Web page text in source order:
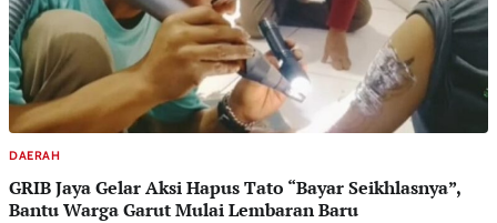
DAERAH
GRIB Jaya Gelar Aksi Hapus Tato “Bayar Seikhlasnya”,
Bantu Warga Garut Mulai Lembaran Baru